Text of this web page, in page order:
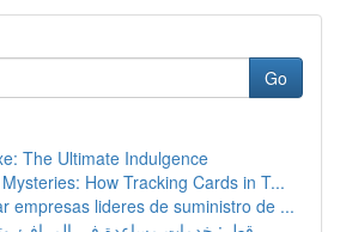
Go
The Ultimate Indulgence
How Tracking Cards in T...
empresas lideres de suministro de ...